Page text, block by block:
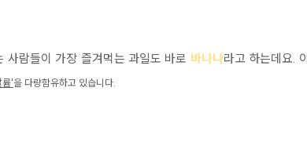
사람들이 가장 즐겨먹는 과일도 바로 바나나라고 하는데요. 이
륨'을 다량함유하고 있습니다.